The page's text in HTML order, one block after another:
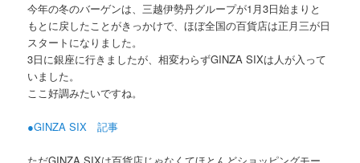
今年の冬のバーゲンは、三越伊勢丹グループが1月3日始まりと
もとに戻したことがきっかけで、ほぼ全国の百貨店は正月三が日
スタートになりました。
3日に銀座に行きましたが、相変わらずGINZA SIXは人が入って
いました。
ここ好調みたいですね。
●GINZA SIX 記事